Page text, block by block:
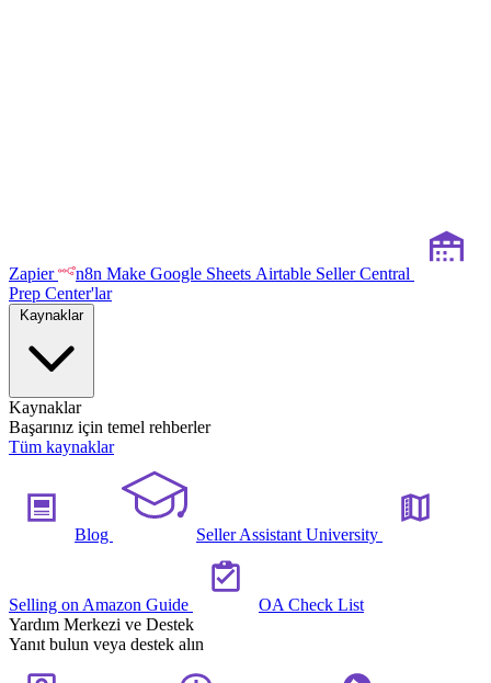
Zapier n8n Make Google Sheets Airtable Seller Central
Prep Center'lar
Kaynaklar
Kaynaklar
Başarınız için temel rehberler
Tüm kaynaklar
Blog Seller Assistant University
Selling on Amazon Guide
OA Check List
Yardım Merkezi ve Destek
Yanıt bulun veya destek alın